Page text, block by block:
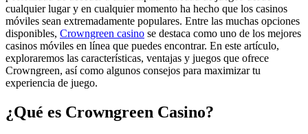
cualquier lugar y en cualquier momento ha hecho que los casinos
móviles sean extremadamente populares. Entre las muchas opciones
disponibles, Crowngreen casino se destaca como uno de los mejores
casinos móviles en línea que puedes encontrar. En este artículo,
exploraremos las características, ventajas y juegos que ofrece
Crowngreen, así como algunos consejos para maximizar tu
experiencia de juego.
¿Qué es Crowngreen Casino?